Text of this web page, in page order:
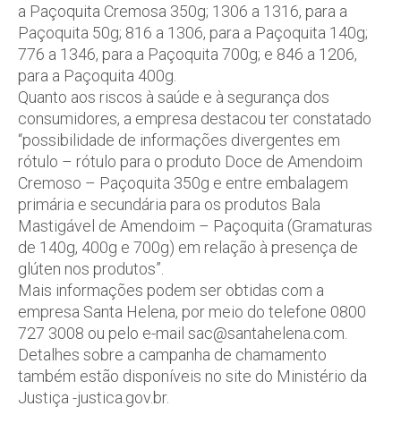
a Paçoquita Cremosa 350g; 1306 a 1316, para a
Paçoquita 50g; 816 a 1306, para a Paçoquita 140g;
776 a 1346, para a Paçoquita 700g; e 846 a 1206,
para a Paçoquita 400g.
Quanto aos riscos à saúde e à segurança dos
consumidores, a empresa destacou ter constatado
“possibilidade de informações divergentes em
rótulo – rótulo para o produto Doce de Amendoim
Cremoso – Paçoquita 350g e entre embalagem
primária e secundária para os produtos Bala
Mastigável de Amendoim – Paçoquita (Gramaturas
de 140g, 400g e 700g) em relação à presença de
glúten nos produtos”.
Mais informações podem ser obtidas com a
empresa Santa Helena, por meio do telefone 0800
727 3008 ou pelo e-mail sac@santahelena.com.
Detalhes sobre a campanha de chamamento
também estão disponíveis no site do Ministério da
Justiça -justica.gov.br.